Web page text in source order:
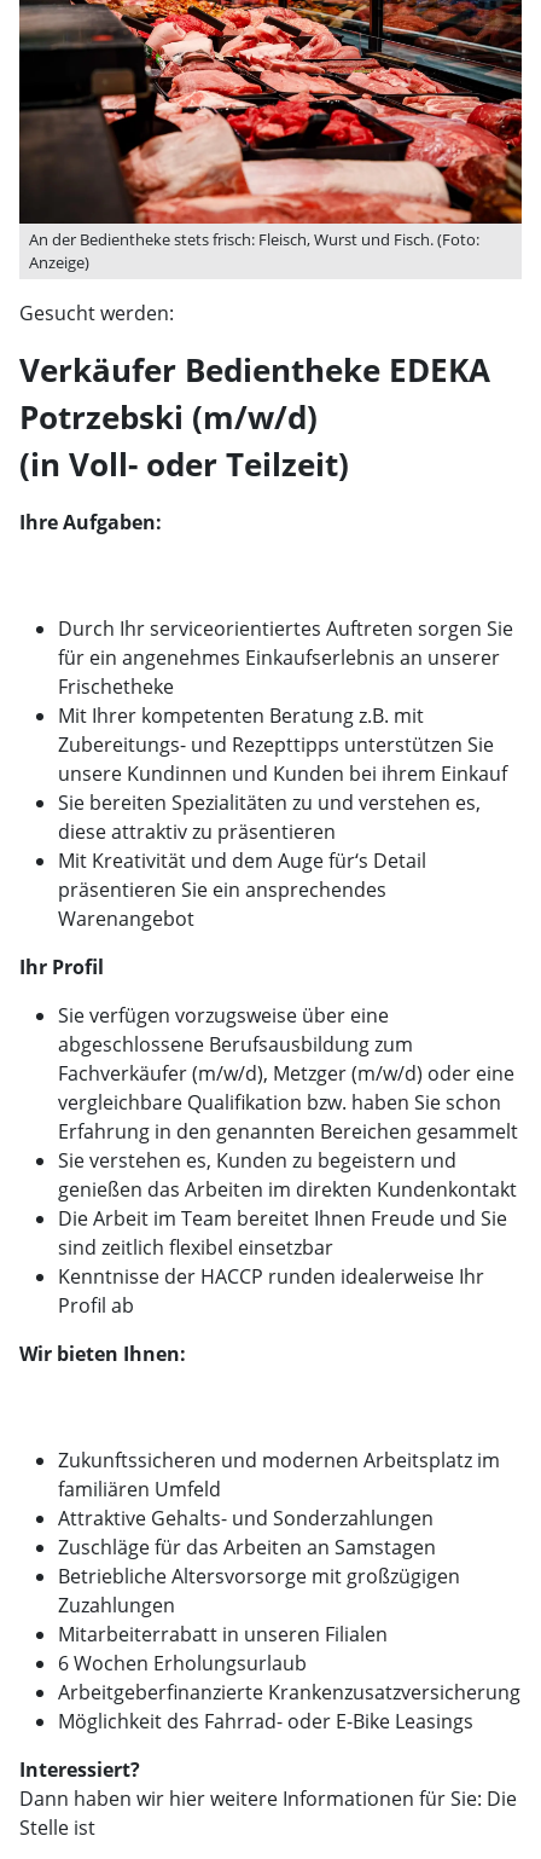
An der Bedientheke stets frisch: Fleisch, Wurst und Fisch. (Foto:
Anzeige)
Gesucht werden:
Verkäufer Bedientheke EDEKA
Potrzebski (m/w/d)
(in Voll- oder Teilzeit)
Ihre Aufgaben:
Durch Ihr serviceorientiertes Auftreten sorgen Sie
für ein angenehmes Einkaufserlebnis an unserer
Frischetheke
Mit Ihrer kompetenten Beratung z.B. mit
Zubereitungs- und Rezepttipps unterstützen Sie
unsere Kundinnen und Kunden bei ihrem Einkauf
Sie bereiten Spezialitäten zu und verstehen es,
diese attraktiv zu präsentieren
Mit Kreativität und dem Auge für‘s Detail
präsentieren Sie ein ansprechendes
Warenangebot
Ihr Profil
Sie verfügen vorzugsweise über eine
abgeschlossene Berufsausbildung zum
Fachverkäufer (m/w/d), Metzger (m/w/d) oder eine
vergleichbare Qualifikation bzw. haben Sie schon
Erfahrung in den genannten Bereichen gesammelt
Sie verstehen es, Kunden zu begeistern und
genießen das Arbeiten im direkten Kundenkontakt
Die Arbeit im Team bereitet Ihnen Freude und Sie
sind zeitlich flexibel einsetzbar
Kenntnisse der HACCP runden idealerweise Ihr
Profil ab
Wir bieten Ihnen:
Zukunftssicheren und modernen Arbeitsplatz im
familiären Umfeld
Attraktive Gehalts- und Sonderzahlungen
Zuschläge für das Arbeiten an Samstagen
Betriebliche Altersvorsorge mit großzügigen
Zuzahlungen
Mitarbeiterrabatt in unseren Filialen
6 Wochen Erholungsurlaub
Arbeitgeberfinanzierte Krankenzusatzversicherung
Möglichkeit des Fahrrad- oder E-Bike Leasings
Interessiert?
Dann haben wir hier weitere Informationen für Sie: Die
Stelle ist